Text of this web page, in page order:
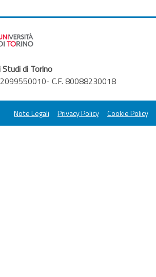
di Torino
C.F. 80088230018
Note Legali Privacy Policy Cookie Policy